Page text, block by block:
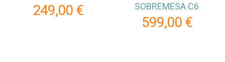
249,00 €
SOBREMESA C6
599,00 €